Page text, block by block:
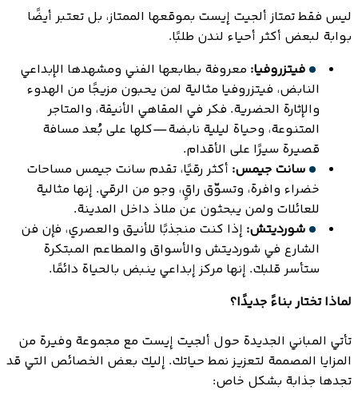
ليس فقط تمتاز ألجيت إيست بموقعها الممتاز، بل تعتبر أيضًا
بوابة لبعض أكثر أحياء لندن طلبًا.
فيتزروفيا: معروفة بطابعها الفني ومشهدها الإبداعي
النابض، فيتزروفيا مثالية لمن يحبون مزيجًا من الهدوء
والإثارة الحضرية. فكر في المقاهي الأنيقة، والمتاجر
المتنوعة، وحياة ليلية نابضة—كلها على بُعد مسافة
قصيرة سيرًا على الأقدام.
سانت جيمس: أكثر رقيًا، تقدم سانت جيمس مساحات
خضراء وافرة، وتسوّق راقٍ، وجو من الرقي. إنها مثالية
للعائلات ولمن يبحثون عن ملاذ داخل المدينة.
شورديتش: إذا كنت منجذبًا للأنيق والعصري، فإن فن
الشارع في شورديتش والأسواق والمطاعم المبتكرة
ستأسر قلبك. إنها مركز إبداعي ينبض بالحياة دائمًا.
لماذا تختار بناءً جديدًا؟
تأتي المباني الجديدة حول ألجيت إيست مع مجموعة وفيرة من
المزايا المصممة لتعزيز نمط حياتك. إليك بعض الخصائص التي قد
تجدها جذابة بشكل خاص: